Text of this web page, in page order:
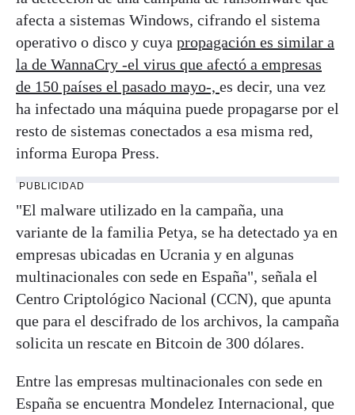
afecta a sistemas Windows, cifrando el sistema
operativo o disco y cuya propagación es similar a
la de WannaCry -el virus que afectó a empresas
de 150 países el pasado mayo-, es decir, una vez
ha infectado una máquina puede propagarse por el
resto de sistemas conectados a esa misma red,
informa Europa Press.
PUBLICIDAD
"El malware utilizado en la campaña, una
variante de la familia Petya, se ha detectado ya en
empresas ubicadas en Ucrania y en algunas
multinacionales con sede en España", señala el
Centro Criptológico Nacional (CCN), que apunta
que para el descifrado de los archivos, la campaña
solicita un rescate en Bitcoin de 300 dólares.
Entre las empresas multinacionales con sede en
España se encuentra Mondelez Internacional, que